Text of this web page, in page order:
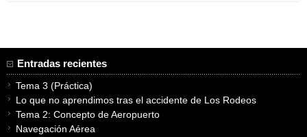
Entradas recientes
Tema 3 (Práctica)
Lo que no aprendimos tras el accidente de Los Rodeos
Tema 2: Concepto de Aeropuerto
Navegación Aérea